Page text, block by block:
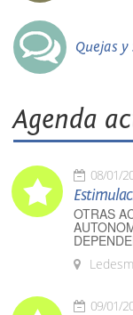
Quejas y
Agenda
08/01/
OTRAS
09/01/